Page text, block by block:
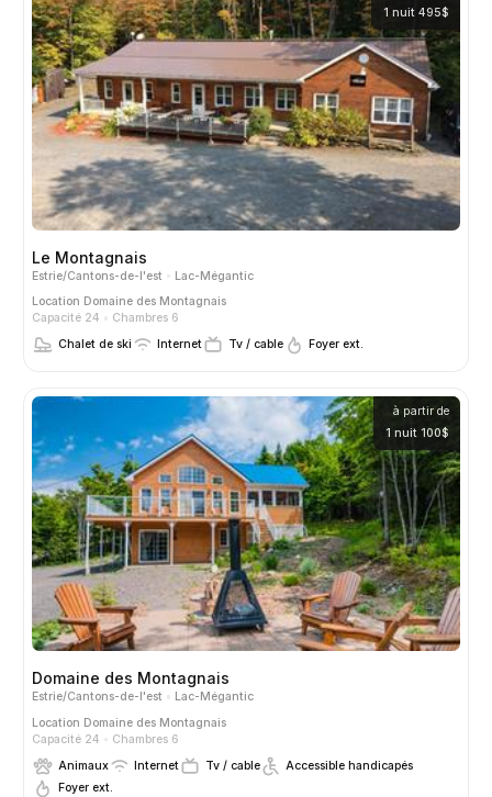
1 nuit 495$
Le Montagnais
Estrie/Cantons-de-l'est
Lac-Mégantic
Location Domaine des Montagnais
Capacité 24
Chambres 6
Chalet de ski
Internet Tv / cable Foyer ext.
à partir de
1 nuit 100$
Domaine des Montagnais
Estrie/Cantons-de-l'est
Lac-Mégantic
Location Domaine des Montagnais
Capacité 24
Chambres 6
Animaux
Internet Tv / cable
Accessible handicapés
Foyer ext.